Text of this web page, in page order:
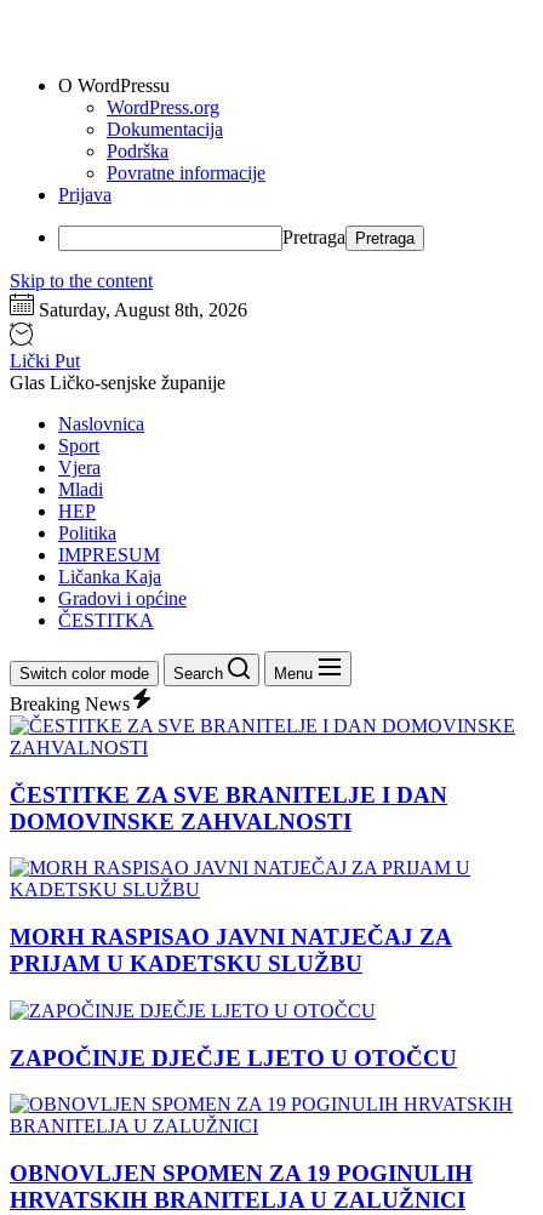
O WordPressu
WordPress.org
Dokumentacija
Podrška
Povratne informacije
Prijava
Pretraga
Skip to the content
Saturday, August 8th, 2026
Lički Put
Glas Ličko-senjske županije
Naslovnica
Sport
Vjera
Mladi
HEP
Politika
IMPRESUM
Ličanka Kaja
Gradovi i općine
ČESTITKA
Switch color mode Search Menu
Breaking News
ČESTITKE ZA SVE BRANITELJE I DAN
DOMOVINSKE ZAHVALNOSTI
MORH RASPISAO JAVNI NATJEČAJ ZA
PRIJAM U KADETSKU SLUŽBU
ZAPOČINJE DJEČJE LJETO U OTOČCU
OBNOVLJEN SPOMEN ZA 19 POGINULIH
HRVATSKIH BRANITELJA U ZALUŽNICI